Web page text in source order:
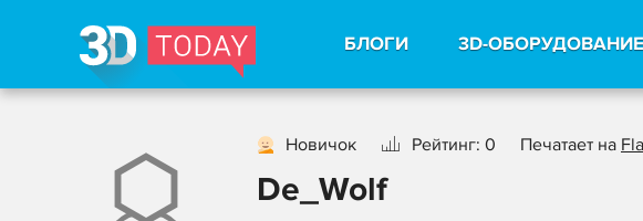
БЛОГИ 3D-ОБОРУДОВАНИЕ
Новичок Рейтинг: 0 Печатает на
De_Wolf